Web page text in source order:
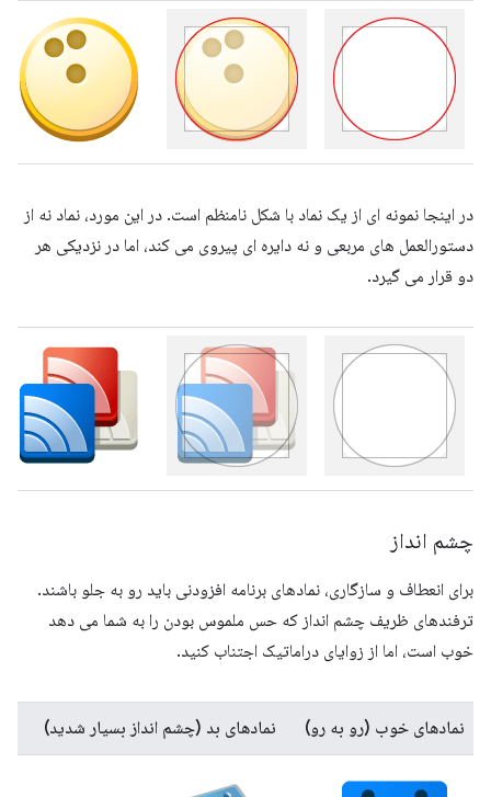
در اینجا نمونه ای از یک نماد با شکل نامنظم است. در این مورد، نماد نه از
دستورالعمل های مربعی و نه دایره ای پیروی می کند، اما در نزدیکی هر
دو قرار می گیرد.
چشم انداز
برای انعطاف و سازگاری، نمادهای برنامه افزودنی باید رو به جلو باشند.
ترفندهای ظریف چشم انداز که حس ملموس بودن را به شما می دهد
خوب است، اما از زوایای دراماتیک اجتناب کنید.
نمادهای خوب (رو به رو) نمادهای بد (چشم انداز بسیار شدید)